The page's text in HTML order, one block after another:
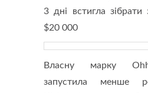
3 дні встигла
$20 000
Власну марку
запустила менше